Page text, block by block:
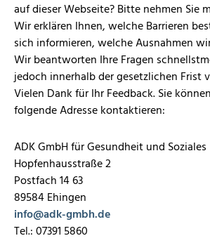
auf dieser Webseite? Bitte nehmen Sie
Wir erklären Ihnen, welche Barrieren
sich informieren, welche Ausnahmen
Wir beantworten Ihre Fragen
jedoch innerhalb der gesetzlichen Frist
Vielen Dank für Ihr Feedback. Sie
folgende Adresse kontaktieren:
ADK GmbH für Gesundheit und Soziales
Hopfenhausstraße 2
Postfach 14 63
89584 Ehingen
info@adk-gmbh.de
Tel.: 07391 5860